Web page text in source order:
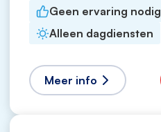
Geen ervaring nodig
Alleen dagdiensten
Meer info